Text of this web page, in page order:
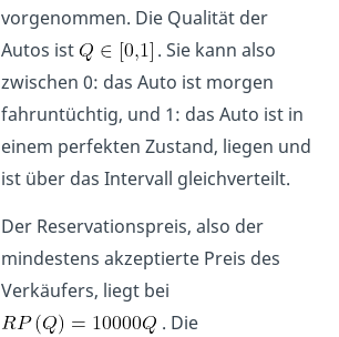
vorgenommen. Die Qualität der
Autos ist
. Sie kann also
zwischen 0: das Auto ist morgen
fahruntüchtig, und 1: das Auto ist in
einem perfekten Zustand, liegen und
ist über das Intervall gleichverteilt.
Der Reservationspreis, also der
mindestens akzeptierte Preis des
Verkäufers, liegt bei
. Die